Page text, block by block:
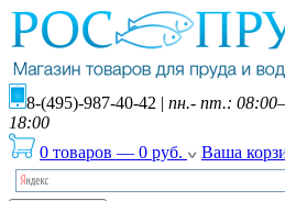
8-(495)-987-40-42 | пн.- пт.:
18:00
0 товаров — 0 руб. Ваша